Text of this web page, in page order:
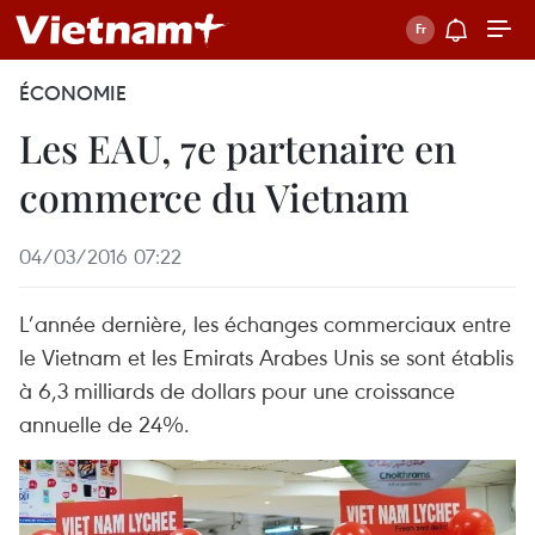
ÉCONOMIE
Les EAU, 7e partenaire en
commerce du Vietnam
04/03/2016 07:22
L’année dernière, les échanges commerciaux entre
le Vietnam et les Emirats Arabes Unis se sont établis
à 6,3 milliards de dollars pour une croissance
annuelle de 24%.